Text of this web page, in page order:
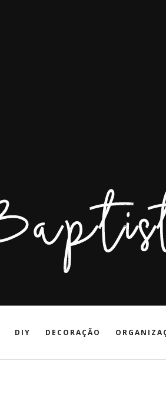
DIY DECORAÇÃO